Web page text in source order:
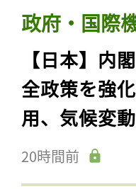
政府・国際
【日本】内
全政策を強
用、気候変
20時間前